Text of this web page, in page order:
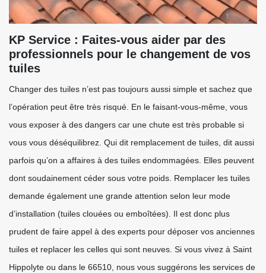
KP Service : Faites-vous aider par des
professionnels pour le changement de vos
tuiles
Changer des tuiles n’est pas toujours aussi simple et sachez que
l’opération peut être très risqué. En le faisant-vous-même, vous
vous exposer à des dangers car une chute est très probable si
vous vous déséquilibrez. Qui dit remplacement de tuiles, dit aussi
parfois qu’on a affaires à des tuiles endommagées. Elles peuvent
dont soudainement céder sous votre poids. Remplacer les tuiles
demande également une grande attention selon leur mode
d’installation (tuiles clouées ou emboîtées). Il est donc plus
prudent de faire appel à des experts pour déposer vos anciennes
tuiles et replacer les celles qui sont neuves. Si vous vivez à Saint
Hippolyte ou dans le 66510, nous vous suggérons les services de